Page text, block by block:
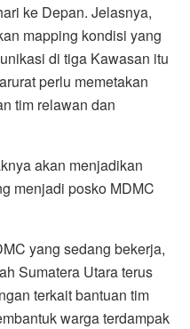
ke Depan. Jelasnya,
mapping kondisi yang
di tiga Kawasan itu
perlu memetakan
tim relawan dan
akan menjadikan
menjadi posko MDMC
yang sedang bekerja,
Sumatera Utara terus
terkait bantuan tim
warga terdampak